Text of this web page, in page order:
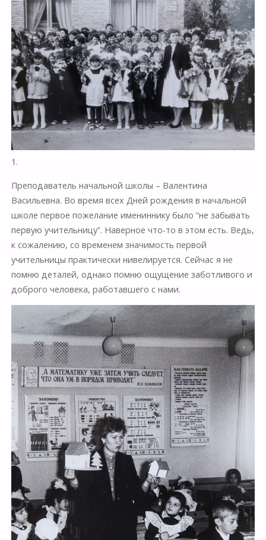
1.
Преподаватель начальной школы – Валентина
Васильевна. Во время всех Дней рождения в начальной
школе первое пожелание имениннику было “не забывать
первую учительницу”. Наверное что-то в этом есть. Ведь,
к сожалению, со временем значимость первой
учительницы практически нивелируется. Сейчас я не
помню деталей, однако помню ощущение заботливого и
доброго человека, работавшего с нами.